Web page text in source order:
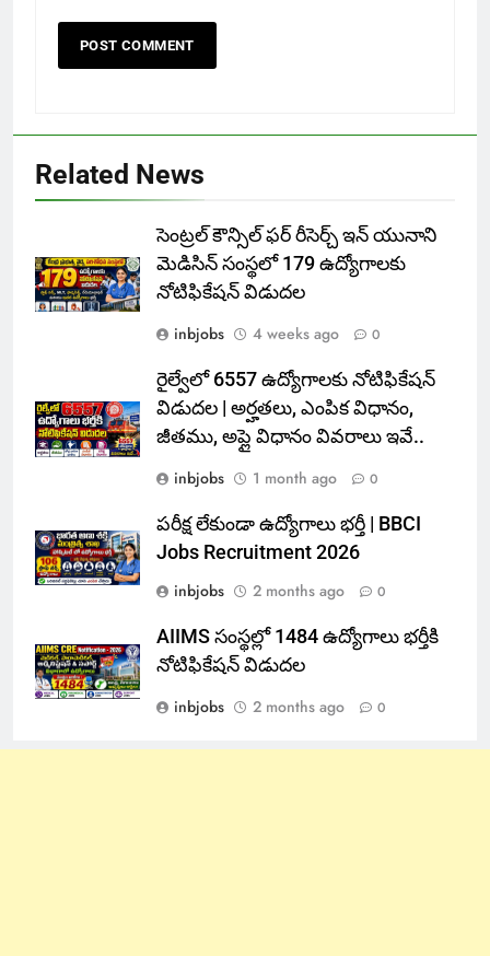
Related News
సెంట్రల్ కౌన్సిల్ ఫర్ రీసెర్చ్ ఇన్ యునాని
మెడిసిన్ సంస్థలో 179 ఉద్యోగాలకు
నోటిఫికేషన్ విడుదల
inbjobs
4 weeks ago 0
రైల్వేలో 6557 ఉద్యోగాలకు నోటిఫికేషన్
విడుదల | అర్హతలు, ఎంపిక విధానం,
జీతము, అప్లై విధానం వివరాలు ఇవే..
inbjobs
1 month ago 0
పరీక్ష లేకుండా ఉద్యోగాలు భర్తీ | BBCI
Jobs Recruitment 2026
inbjobs
2 months ago 0
AIIMS సంస్థల్లో 1484 ఉద్యోగాలు భర్తీకి
నోటిఫికేషన్ విడుదల
inbjobs
2 months ago 0